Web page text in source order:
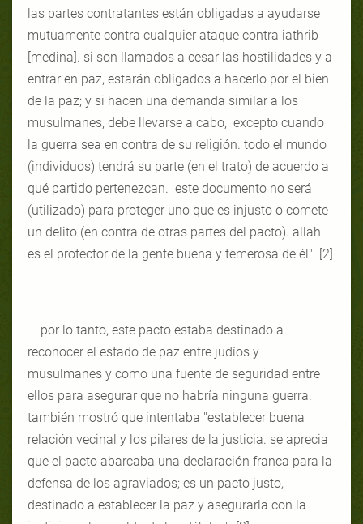
las partes contratantes están obligadas a ayudarse
mutuamente contra cualquier ataque contra iathrib
[medina]. si son llamados a cesar las hostilidades y a
entrar en paz, estarán obligados a hacerlo por el bien
de la paz; y si hacen una demanda similar a los
musulmanes, debe llevarse a cabo, excepto cuando
la guerra sea en contra de su religión. todo el mundo
(individuos) tendrá su parte (en el trato) de acuerdo a
qué partido pertenezcan. este documento no será
(utilizado) para proteger uno que es injusto o comete
un delito (en contra de otras partes del pacto). allah
es el protector de la gente buena y temerosa de él". [2]
por lo tanto, este pacto estaba destinado a
reconocer el estado de paz entre judíos y
musulmanes y como una fuente de seguridad entre
ellos para asegurar que no habría ninguna guerra.
también mostró que intentaba "establecer buena
relación vecinal y los pilares de la justicia. se aprecia
que el pacto abarcaba una declaración franca para la
defensa de los agraviados; es un pacto justo,
destinado a establecer la paz y asegurarla con la